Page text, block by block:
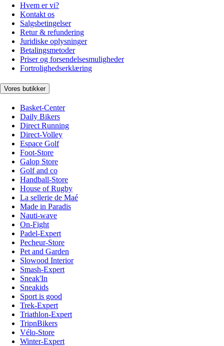
Hvem er vi?
Kontakt os
Salgsbetingelser
Retur & refundering
Juridiske oplysninger
Betalingsmetoder
Priser og forsendelsesmuligheder
Fortrolighedserklæring
Vores butikker
Basket-Center
Daily Bikers
Direct Running
Direct-Volley
Espace Golf
Foot-Store
Galop Store
Golf and co
Handball-Store
House of Rugby
La sellerie de Maé
Made in Paradis
Nauti-wave
On-Fight
Padel-Expert
Pecheur-Store
Pet and Garden
Slowood Interior
Smash-Expert
Sneak'In
Sneakids
Sport is good
Trek-Expert
Triathlon-Expert
TripnBikers
Vélo-Store
Winter-Expert